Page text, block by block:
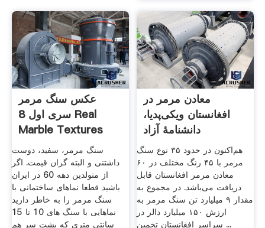
عکس سنگ مرمر
سری اول 8 Real
Marble Textures
سنگ مرمر، سفید، دوست
داشتنی و البته گران قیمت. اگر
از متولدین دهه 60 در ایران
باشید قطعا نماهای ساختمانی با
سنگ مرمر را به خاطر دارید
نماهایی با سنگ های 10 تا 15
سانتی متری که پشت سر هم
معادن مرمر در
افغانستان ویکی‌پدیا،
دانشنامهٔ آزاد
هم‌اکنون در حدود ۳۵ نوع سنگ
مرمر با ۴۵ رنگ مختلف در ۶۰
معادن مرمر افغانستان قابل
دریافت می‌باشد. در مجموع به
مقدار ۹ میلیارد تن سنگ مرمر به
ارزش ۱۵۰ میلیارد دالر در
سراسر افغانستان تخمین ...